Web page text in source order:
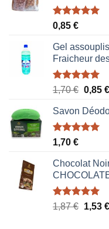
Note5.00
0,85 €
Gel
Fraicheur
Note5.00
1,70€ Le
initial
était :
0,85 €
Savon
Note5.00
1,70 €
Chocolat
Note5.00
1,87€ Le
1,53 €